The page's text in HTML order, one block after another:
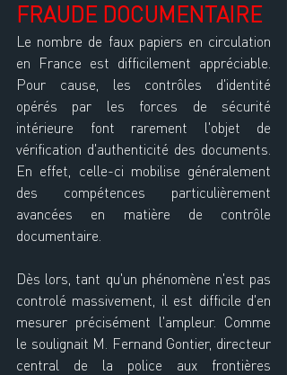
FRAUDE DOCUMENTAIRE
Le nombre de faux papiers en circulation
en France est difficilement appréciable.
Pour cause, les contrôles d'identité
opérés par les forces de sécurité
intérieure font rarement l'objet de
vérification d'authenticité des documents.
En effet, celle-ci mobilise généralement
des compétences particulièrement
avancées en matière de contrôle
documentaire.
Dès lors, tant qu'un phénomène n'est pas
controlé massivement, il est difficile d'en
mesurer précisément l'ampleur. Comme
le soulignait M. Fernand Gontier, directeur
central de la police aux frontières